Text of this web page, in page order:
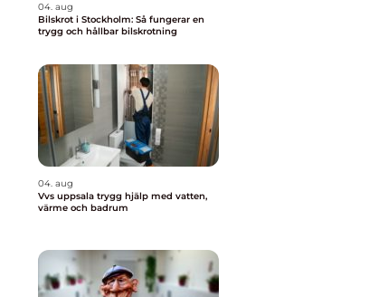
04. aug
Bilskrot i Stockholm: Så fungerar en
trygg och hållbar bilskrotning
04. aug
Vvs uppsala trygg hjälp med vatten,
värme och badrum